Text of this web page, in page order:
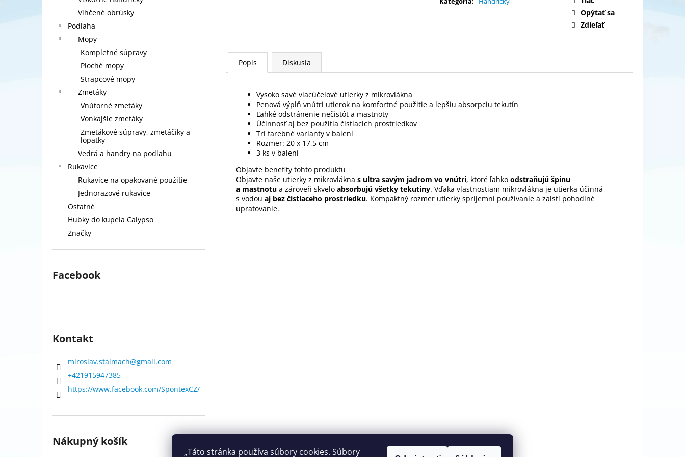
„Táto stránka používa súbory cookies. Súbory
Vlhčené obrúsky
Podlaha
Mopy
Kompletné súpravy
Ploché mopy
Strapcové mopy
Zmetáky
Vnútorné zmetáky
Vonkajšie zmetáky
Zmetákové súpravy, zmetáčiky a
lopatky
Vedrá a handry na podlahu
Rukavice
Rukavice na opakované použitie
Jednorazové rukavice
Ostatné
Hubky do kupela Calypso
Značky
Facebook
Kontakt
miroslav.stalmach@gmail.com
+421915947385
https://www.facebook.com/SpontexCZ/
Nákupný košík
Opýtať sa
Zdieľať
Popis Diskusia
Vysoko savé viacúčelové utierky z mikrovlákna
Penová výplň vnútri utierok na komfortné použitie a lepšiu absorpciu tekutín
Ľahké odstránenie nečistôt a mastnoty
Účinnosť aj bez použitia čistiacich prostriedkov
Tri farebné varianty v balení
Rozmer: 20 x 17,5 cm
3 ks v balení
Objavte benefity tohto produktu
Objavte naše utierky z mikrovlákna s ultra savým jadrom vo vnútri, ktoré ľahko odstraňujú špinu
a mastnotu a zároveň skvelo absorbujú všetky tekutiny. Vďaka vlastnostiam mikrovlákna je utierka účinná
s vodou aj bez čistiaceho prostriedku. Kompaktný rozmer utierky spríjemní používanie a zaistí pohodlné
upratovanie.
SPONTEX ABSORB+ 2KS
SPONTEX EASY SYSTEM MAX+ MOP